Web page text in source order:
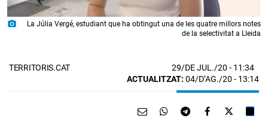
photo_camera
La Júlia Vergé, estudiant que ha obtingut una de les quatre millors notes
de la selectivitat a Lleida
TERRITORIS.CAT 29/DE JUL./20 - 11:34
ACTUALITZAT: 04/D’AG./20 - 13:14